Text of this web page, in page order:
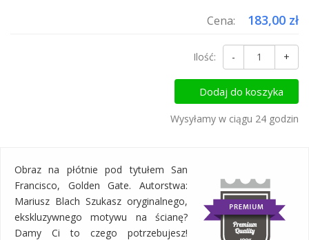
Cena: 183,00 zł
Dodaj do koszyka
Ilość: - +
Wysyłamy w ciągu 24 godzin
Obraz na płótnie pod tytułem San
Francisco, Golden Gate. Autorstwa:
Mariusz Blach Szukasz oryginalnego,
ekskluzywnego motywu na ścianę?
Damy Ci to czego potrzebujesz!